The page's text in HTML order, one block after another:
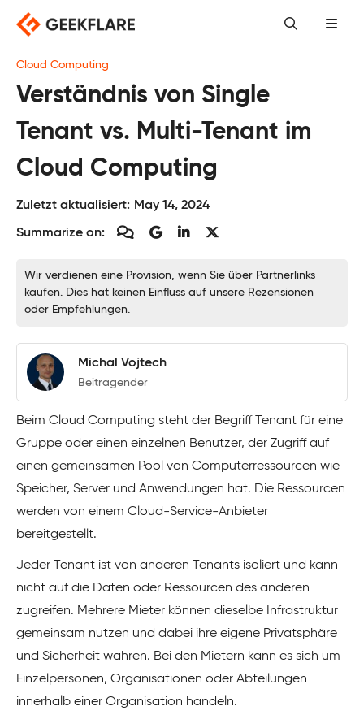
Skip
content
Cloud Computing
Verständnis von Single
Tenant vs. Multi-Tenant im
Cloud Computing
Zuletzt aktualisiert: May 14, 2024
Summarize on:
Wir verdienen eine Provision, wenn Sie über Partnerlinks
kaufen. Dies hat keinen Einfluss auf unsere Rezensionen
oder Empfehlungen.
Michal Vojtech
Beitragender
Beim Cloud Computing steht der Begriff Tenant für eine
Gruppe oder einen einzelnen Benutzer, der Zugriff auf
einen gemeinsamen Pool von Computerressourcen wie
Speicher, Server und Anwendungen hat. Die Ressourcen
werden von einem Cloud-Service-Anbieter
bereitgestellt.
Jeder Tenant ist von anderen Tenants isoliert und kann
nicht auf die Daten oder Ressourcen des anderen
zugreifen. Mehrere Mieter können dieselbe Infrastruktur
gemeinsam nutzen und dabei ihre eigene Privatsphäre
und Sicherheit wahren. Bei den Mietern kann es sich um
Einzelpersonen, Organisationen oder Abteilungen
innerhalb einer Organisation handeln.